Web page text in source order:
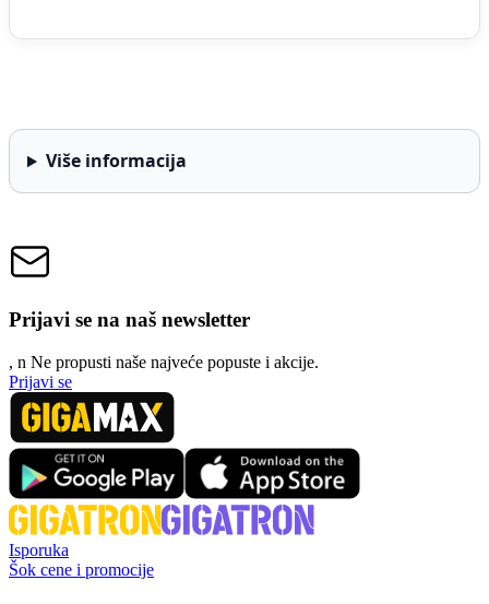
Više informacija
Prijavi se na naš newsletter
, n Ne propusti naše najveće popuste i akcije.
Prijavi se
Isporuka
Šok cene i promocije